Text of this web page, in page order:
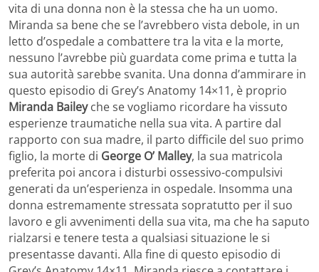
vita di una donna non è la stessa che ha un uomo.
Miranda sa bene che se l’avrebbero vista debole, in un
letto d’ospedale a combattere tra la vita e la morte,
nessuno l’avrebbe più guardata come prima e tutta la
sua autorità sarebbe svanita. Una donna d’ammirare in
questo episodio di Grey’s Anatomy 14×11, è proprio
Miranda Baileyche se vogliamo ricordare ha vissuto
esperienze traumatiche nella sua vita. A partire dal
rapporto con sua madre, il parto difficile del suo primo
figlio, la morte di George O’ Malley, la sua matricola
preferita poi ancora i disturbi ossessivo-compulsivi
generati da un’esperienza in ospedale. Insomma una
donna estremamente stressata sopratutto per il suo
lavoro e gli avvenimenti della sua vita, ma che ha saputo
rialzarsi e tenere testa a qualsiasi situazione le si
presentasse davanti. Alla fine di questo episodio di